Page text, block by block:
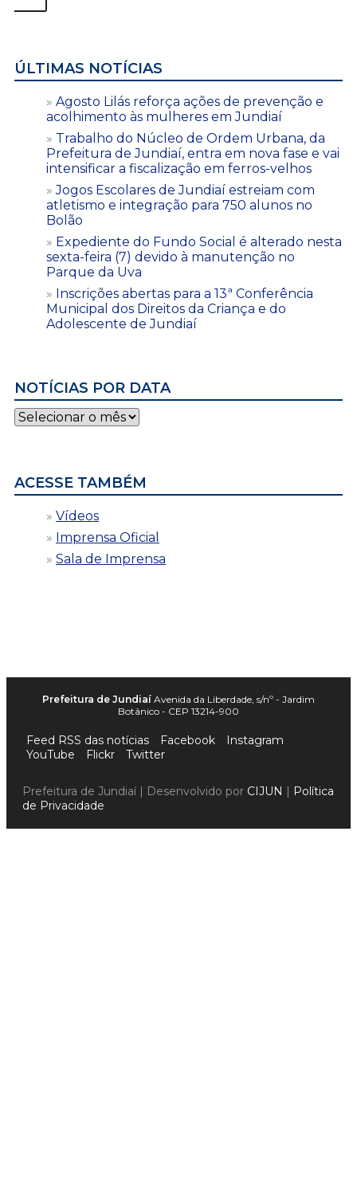
ÚLTIMAS NOTÍCIAS
Agosto Lilás reforça ações de prevenção e
acolhimento às mulheres em Jundiaí
Trabalho do Núcleo de Ordem Urbana, da
Prefeitura de Jundiaí, entra em nova fase e vai
intensificar a fiscalização em ferros-velhos
Jogos Escolares de Jundiaí estreiam com
atletismo e integração para 750 alunos no
Bolão
Expediente do Fundo Social é alterado nesta
sexta-feira (7) devido à manutenção no
Parque da Uva
Inscrições abertas para a 13ª Conferência
Municipal dos Direitos da Criança e do
Adolescente de Jundiaí
NOTÍCIAS POR DATA
Notícias
por
ACESSE TAMBÉM
Vídeos
Imprensa Oficial
Sala de Imprensa
Prefeitura de Jundiaí Avenida da Liberdade, s/nº - Jardim
Botânico - CEP 13214-900
Feed RSS das notícias Facebook
Instagram
YouTube
Flickr Twitter
Prefeitura de Jundiaí | Desenvolvido por CIJUN | Política
de Privacidade